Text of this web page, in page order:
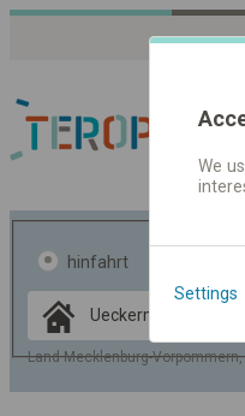
hinfahrt
Land Mecklenburg-
Data CC-BY-SA
OpenStreetMap
GeoLite data by
We
Settings